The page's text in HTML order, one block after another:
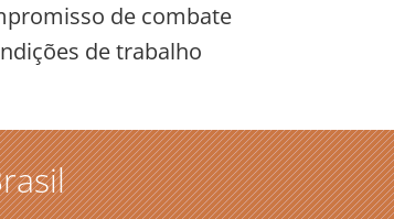
de combate
de trabalho